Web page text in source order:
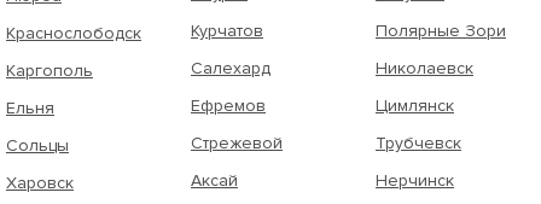
Краснослободск
Каргополь
Ельня
Сольцы
Харовск
Курчатов
Салехард
Ефремов
Стрежевой
Аксай
Полярные Зори
Николаевск
Цимлянск
Трубчевск
Нерчинск